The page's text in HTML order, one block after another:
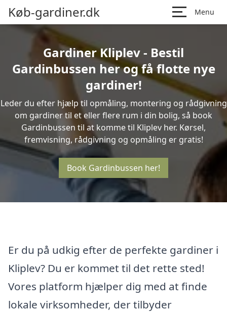
Køb-gardiner.dk Menu
Gardiner Kliplev - Bestil
Gardinbussen her og få flotte nye
gardiner!
Leder du efter hjælp til opmåling, montering og rådgivning
om gardiner til et eller flere rum i din bolig, så book
Gardinbussen til at komme til Kliplev her. Kørsel,
fremvisning, rådgivning og opmåling er gratis!
Book Gardinbussen her!
Er du på udkig efter de perfekte gardiner i
Kliplev? Du er kommet til det rette sted!
Vores platform hjælper dig med at finde
lokale virksomheder, der tilbyder